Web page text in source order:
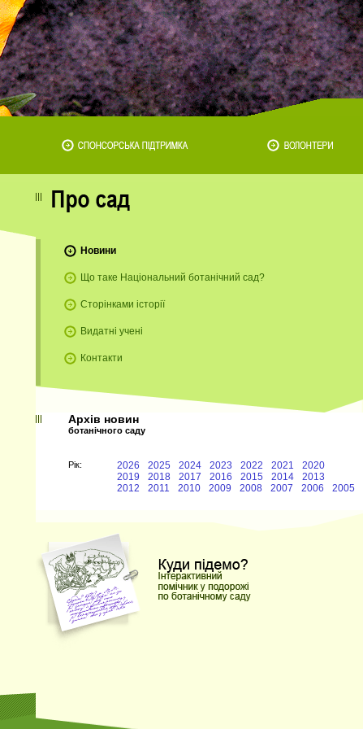
Новини
Що таке Національний ботанічний сад?
Сторінками історії
Видатні учені
Контакти
Архів новин
ботанічного саду
Рiк: 2026 2025 2024 2023 2022 2021
2020
2019
2018 2017 2016 2015 2014
2013
2012
2011 2010 2009 2008 2007 2006 2005